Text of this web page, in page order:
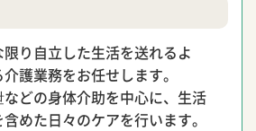
り自立した生活を送れるよ
護業務をお任せします。
どの身体介助を中心に、生活
めた日々のケアを行います。